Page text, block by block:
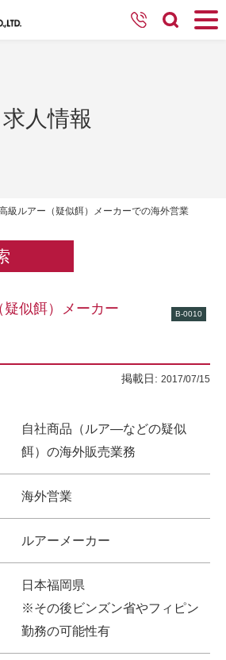
求人情報
級ルアー（疑似餌）メーカーでの海外営業
疑似餌）メーカー
B-0010
掲載日: 2017/07/15
自社商品（ルア―などの疑似
餌）の海外販売業務
海外営業
ルアーメーカー
日本福岡県
※その後ビンズン省やフィピン
勤務の可能性有